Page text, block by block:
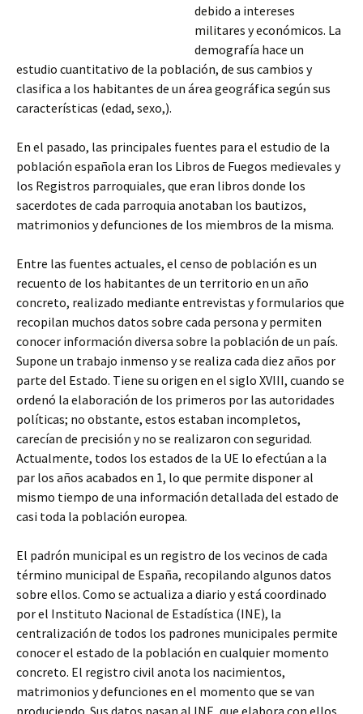
debido a intereses
militares y económicos. La
demografía hace un
estudio cuantitativo de la población, de sus cambios y
clasifica a los habitantes de un área geográfica según sus
características (edad, sexo,).
En el pasado, las principales fuentes para el estudio de la
población española eran los Libros de Fuegos medievales y
los Registros parroquiales, que eran libros donde los
sacerdotes de cada parroquia anotaban los bautizos,
matrimonios y defunciones de los miembros de la misma.
Entre las fuentes actuales, el censo de población es un
recuento de los habitantes de un territorio en un año
concreto, realizado mediante entrevistas y formularios que
recopilan muchos datos sobre cada persona y permiten
conocer información diversa sobre la población de un país.
Supone un trabajo inmenso y se realiza cada diez años por
parte del Estado. Tiene su origen en el siglo XVIII, cuando se
ordenó la elaboración de los primeros por las autoridades
políticas; no obstante, estos estaban incompletos,
carecían de precisión y no se realizaron con seguridad.
Actualmente, todos los estados de la UE lo efectúan a la
par los años acabados en 1, lo que permite disponer al
mismo tiempo de una información detallada del estado de
casi toda la población europea.
El padrón municipal es un registro de los vecinos de cada
término municipal de España, recopilando algunos datos
sobre ellos. Como se actualiza a diario y está coordinado
por el Instituto Nacional de Estadística (INE), la
centralización de todos los padrones municipales permite
conocer el estado de la población en cualquier momento
concreto. El registro civil anota los nacimientos,
matrimonios y defunciones en el momento que se van
produciendo. Sus datos pasan al INE, que elabora con ellos